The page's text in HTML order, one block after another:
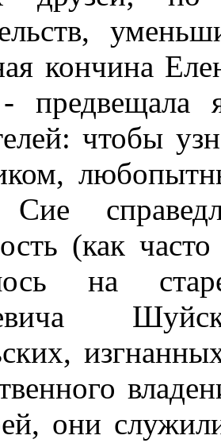
кончина
предвещала
чтобы
(как
на
они